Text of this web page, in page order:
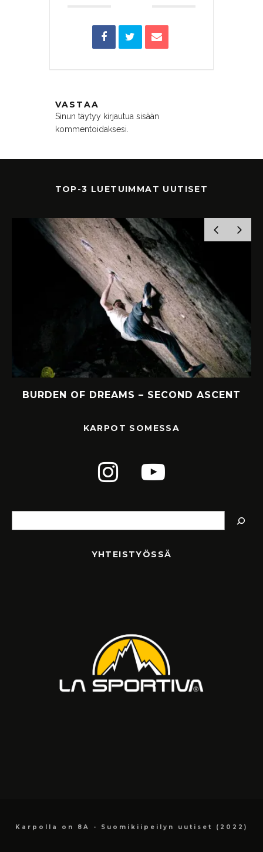
VASTAA
Sinun täytyy kirjautua sisään
kommentoidaksesi.
TOP-3 LUETUIMMAT UUTISET
BURDEN OF DREAMS – SECOND ASCENT
KARPOT SOMESSA
YHTEISTYÖSSÄ
Karpolla on 8A - Suomikiipeilyn uutiset (2022)